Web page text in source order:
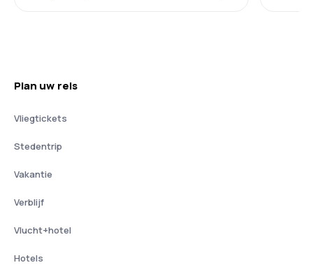
Plan uw reis
Vliegtickets
Stedentrip
Vakantie
Verblijf
Vlucht+hotel
Hotels